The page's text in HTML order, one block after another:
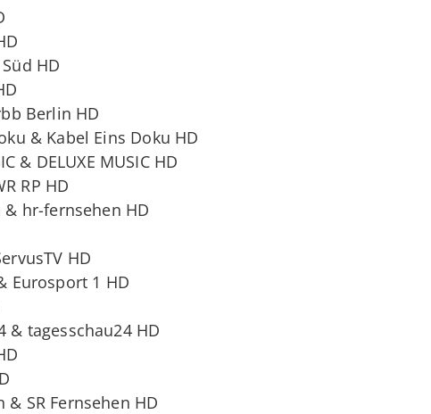
HD
Berlin HD
& Kabel Eins Doku HD
& DELUXE MUSIC HD
RP HD
hr-fernsehen HD
HD
Eurosport 1 HD
& tagesschau24 HD
& SR Fernsehen HD